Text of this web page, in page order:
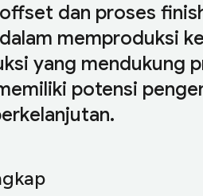
dan proses
memproduksi
yang mendukung
potensi